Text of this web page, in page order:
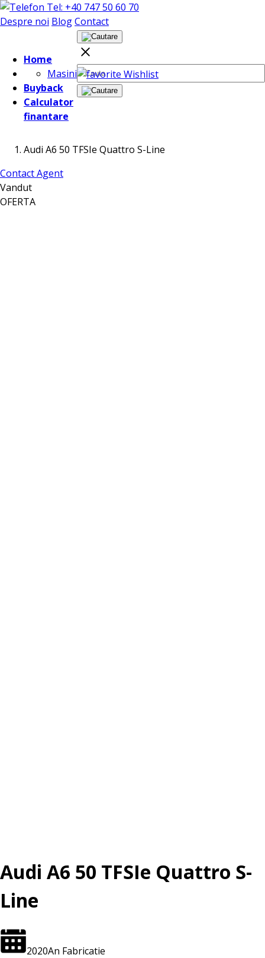
Tel: +40 747 50 60 70
Despre noi BlogContact
Home
Masini
Buyback
Calculator
finantare
Wishlist
Audi A6 50 TFSIe Quattro S-Line
Contact Agent
Vandut
OFERTA
Audi A6 50 TFSIe Quattro S-
Line
2020An Fabricatie